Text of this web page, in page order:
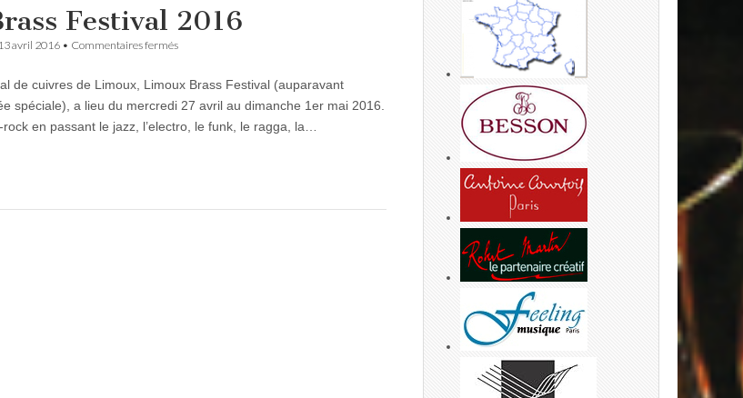
Festival 2016
13 avril 2016 • Commentaires ferméssur
Festival
2016
de cuivres de Limoux, Limoux Brass Festival (auparavant
spéciale), a lieu du mercredi 27 avril au dimanche 1er mai 2016.
en passant le jazz, l’electro, le funk, le ragga, la…